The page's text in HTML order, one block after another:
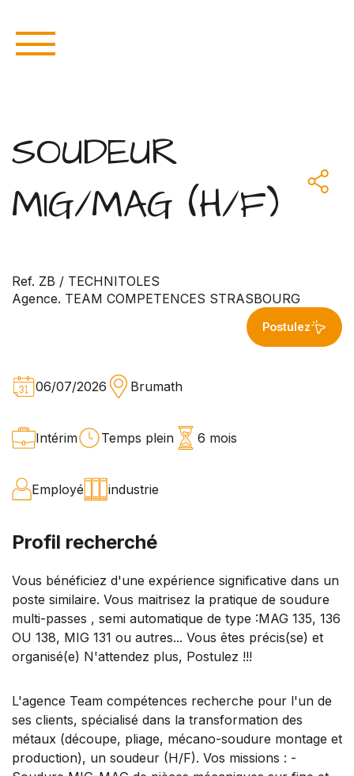
SOUDEUR
MIG/MAG (H/F)
Ref. ZB / TECHNITOLES
Agence. TEAM COMPETENCES STRASBOURG
Postulez
06/07/2026 Brumath
Intérim Temps plein 6 mois
Employé industrie
Profil recherché
Vous bénéficiez d'une expérience significative dans un
poste similaire. Vous maitrisez la pratique de soudure
multi-passes , semi automatique de type :MAG 135, 136
OU 138, MIG 131 ou autres... Vous êtes précis(se) et
organisé(e) N'attendez plus, Postulez !!!
L'agence Team compétences recherche pour l'un de
ses clients, spécialisé dans la transformation des
métaux (découpe, pliage, mécano-soudure montage et
production), un soudeur (H/F). Vos missions : -